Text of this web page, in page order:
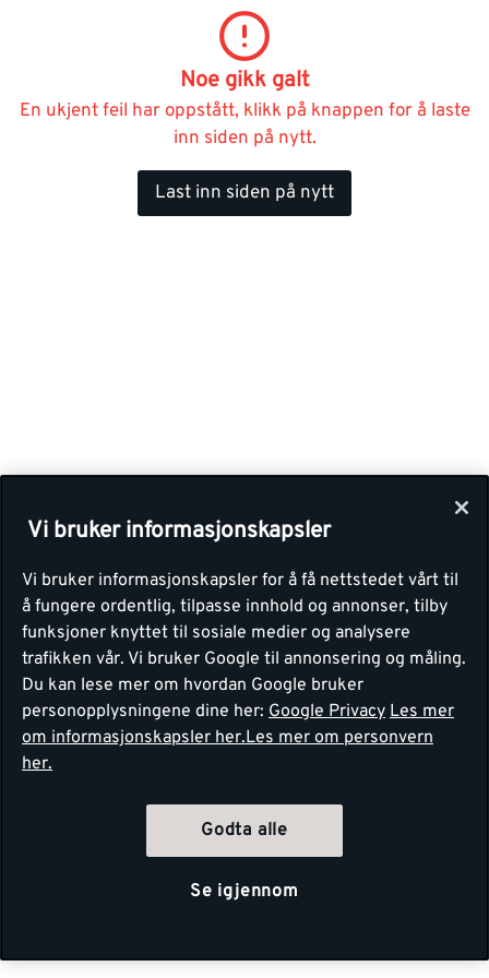
Noe gikk galt
En ukjent feil har oppstått, klikk på knappen for å laste
inn siden på nytt.
Last inn siden på nytt
Vi bruker informasjonskapsler
Vi bruker informasjonskapsler for å få nettstedet vårt til
å fungere ordentlig, tilpasse innhold og annonser, tilby
funksjoner knyttet til sosiale medier og analysere
trafikken vår. Vi bruker Google til annonsering og måling.
Du kan lese mer om hvordan Google bruker
personopplysningene dine her: Google Privacy Les mer
om informasjonskapsler her.Les mer om personvern
her.
Godta alle
Se igjennom